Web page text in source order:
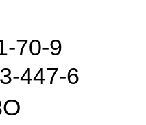
70-9
447-6